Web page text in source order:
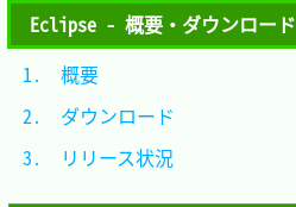
Eclipse - 概要・ダウンロード